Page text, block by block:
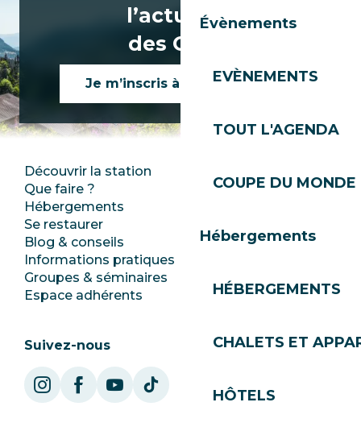
Évènements
EVÈNEMENTS
TOUT L'AGENDA
COUPE DU
Hébergements
HÉBERGEMENTS
CHALETS ET
HÔTELS
l’actualité
des Gets !
Je m’inscris à la newsletter
Découvrir la station
Que faire ?
Hébergements
Se restaurer
Blog & conseils
Informations pratiques
Groupes & séminaires
Espace adhérents
Club Les Gets
Ecotourisme
SoleGets
Les Gets Tourisme
Suivez-nous